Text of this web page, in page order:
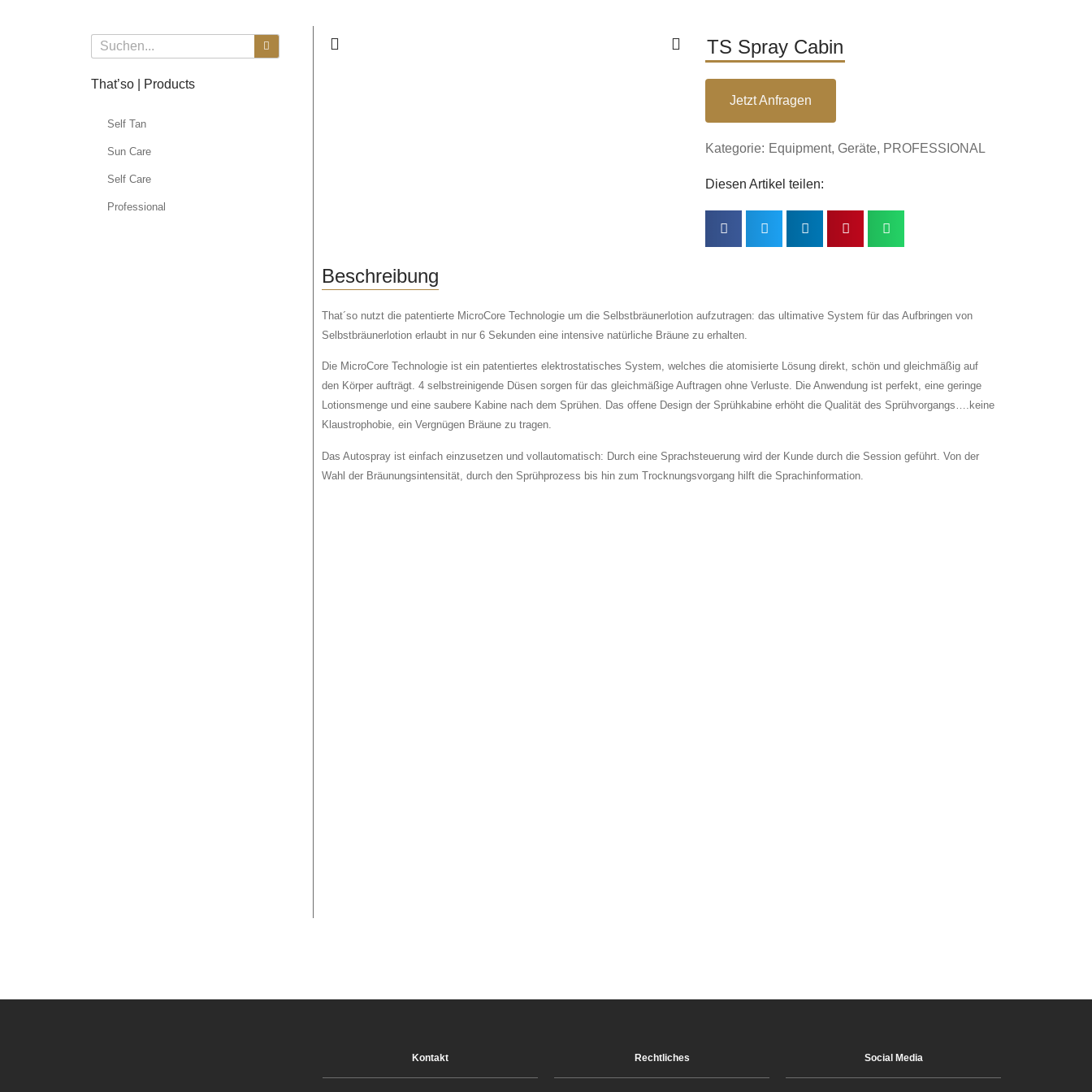
That’so | Products
Self Tan
Sun Care
Self Care
Professional
TS Spray Cabin
Jetzt Anfragen
Kategorie: Equipment, Geräte, PROFESSIONAL
Diesen Artikel teilen:
Beschreibung
That´so nutzt die patentierte MicroCore Technologie um die Selbstbräunerlotion aufzutragen: das ultimative System für das Aufbringen von
Selbstbräunerlotion erlaubt in nur 6 Sekunden eine intensive natürliche Bräune zu erhalten.
Die MicroCore Technologie ist ein patentiertes elektrostatisches System, welches die atomisierte Lösung direkt, schön und gleichmäßig auf
den Körper aufträgt. 4 selbstreinigende Düsen sorgen für das gleichmäßige Auftragen ohne Verluste. Die Anwendung ist perfekt, eine geringe
Lotionsmenge und eine saubere Kabine nach dem Sprühen. Das offene Design der Sprühkabine erhöht die Qualität des Sprühvorgangs….keine
Klaustrophobie, ein Vergnügen Bräune zu tragen.
Das Autospray ist einfach einzusetzen und vollautomatisch: Durch eine Sprachsteuerung wird der Kunde durch die Session geführt. Von der
Wahl der Bräunungsintensität, durch den Sprühprozess bis hin zum Trocknungsvorgang hilft die Sprachinformation.
Kontakt Rechtliches Social Media